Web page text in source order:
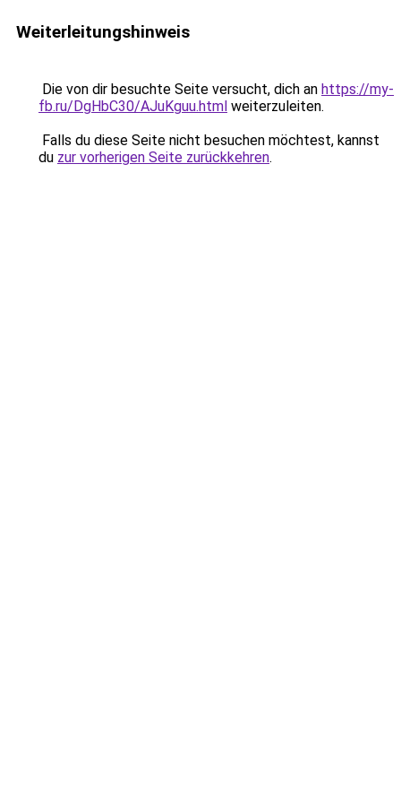
Weiterleitungshinweis
Die von dir besuchte Seite versucht, dich an https://my-
fb.ru/DgHbC30/AJuKguu.html weiterzuleiten.
Falls du diese Seite nicht besuchen möchtest, kannst
du zur vorherigen Seite zurückkehren.